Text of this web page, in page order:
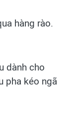
hàng rào.
dành cho
pha kéo ngã